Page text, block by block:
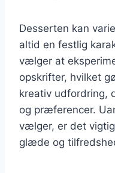
Desserten kan
altid en festlig
vælger at
opskrifter, hvilket
kreativ udfordring,
og præferencer.
vælger, er det
glæde og